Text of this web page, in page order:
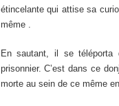
étincelante qui attise sa
même .
En sautant, il se téléporta
prisonnier. C’est dans ce
morte au sein de ce même